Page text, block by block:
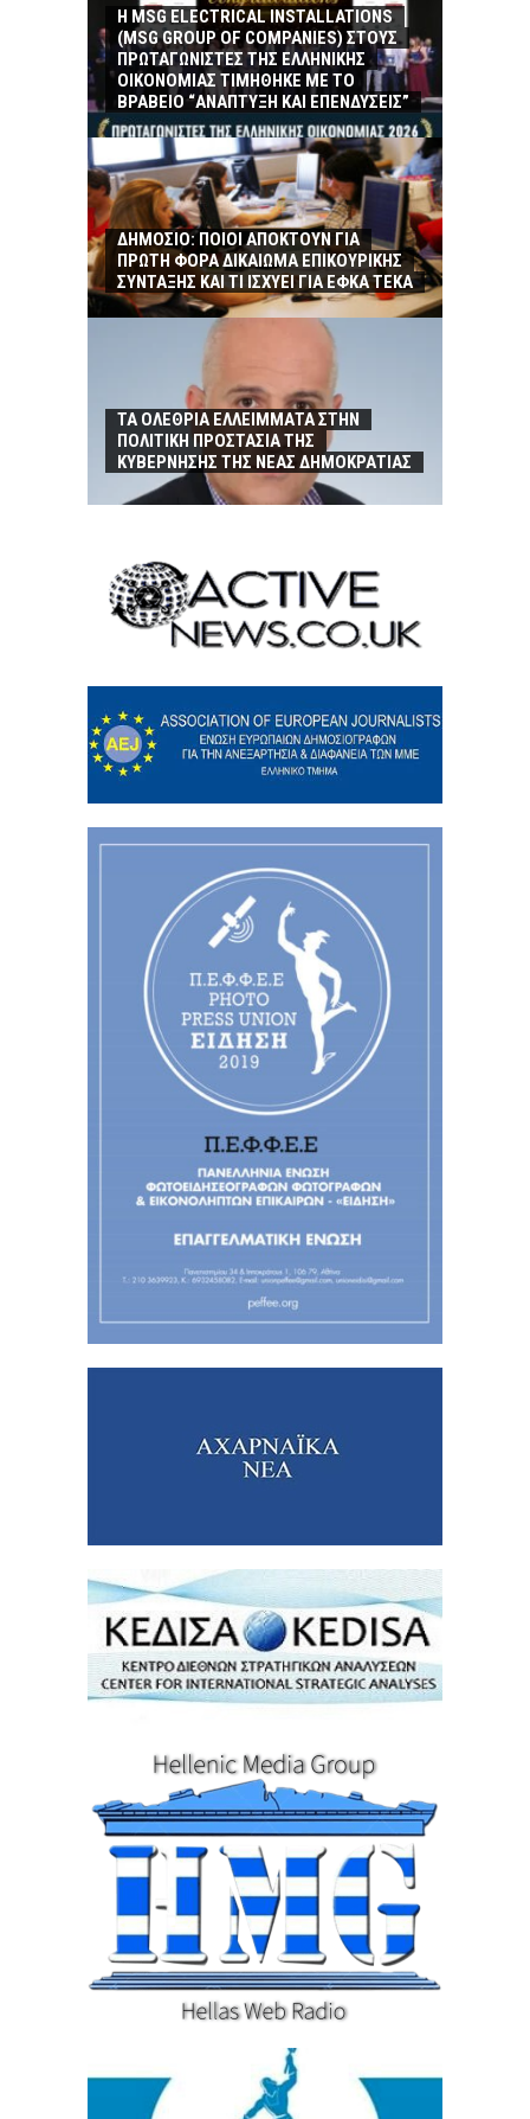
Η MSG ELECTRICAL INSTALLATIONS
(MSG GROUP ΟF COMPANIES) ΣΤΟΥΣ
ΠΡΩΤΑΓΩΝΙΣΤΕΣ ΤΗΣ ΕΛΛΗΝΙΚΗΣ
ΟΙΚΟΝΟΜΙΑΣ ΤΙΜΗΘΗΚΕ ΜΕ ΤΟ
ΒΡΑΒΕΙΟ “ΑΝΑΠΤΥΞΗ ΚΑΙ ΕΠΕΝΔΥΣΕΙΣ”
ΔΗΜΟΣΙΟ: ΠΟΙΟΙ ΑΠΟΚΤΟΥΝ ΓΙΑ
ΠΡΩΤΗ ΦΟΡΑ ΔΙΚΑΙΩΜΑ ΕΠΙΚΟΥΡΙΚΗΣ
ΣΥΝΤΑΞΗΣ ΚΑΙ ΤΙ ΙΣΧΥΕΙ ΓΙΑ ΕΦΚΑ ΤΕΚΑ
ΤΑ ΟΛΕΘΡΙΑ ΕΛΛΕΙΜΜΑΤΑ ΣΤΗΝ
ΠΟΛΙΤΙΚΗ ΠΡΟΣΤΑΣΙΑ ΤΗΣ
ΚΥΒΕΡΝΗΣΗΣ ΤΗΣ ΝΕΑΣ ΔΗΜΟΚΡΑΤΙΑΣ